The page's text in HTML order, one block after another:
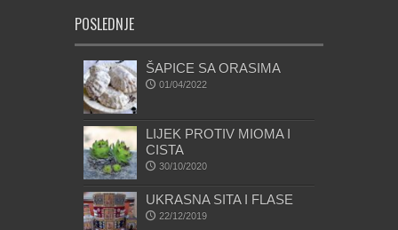
POSLEDNJE
ŠAPICE SA ORASIMA
01/04/2022
LIJEK PROTIV MIOMA I
CISTA
30/10/2020
UKRASNA SITA I FLASE
22/12/2019